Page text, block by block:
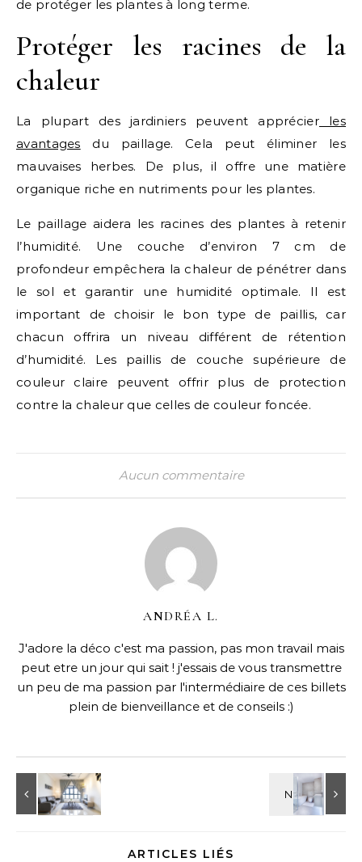
de protéger les plantes à long terme.
Protéger les racines de la
chaleur
La plupart des jardiniers peuvent apprécierles
avantages du paillage. Cela peut éliminer les
mauvaises herbes. De plus, il offre une matière
organique riche en nutriments pour les plantes.
Le paillage aidera les racines des plantes à retenir
l’humidité. Une couche d’environ 7 cm de
profondeur empêchera la chaleur de pénétrer dans
le sol et garantir une humidité optimale. Il est
important de choisir le bon type de paillis, car
chacun offrira un niveau différent de rétention
d’humidité. Les paillis de couche supérieure de
couleur claire peuvent offrir plus de protection
contre la chaleur que celles de couleur foncée.
Aucun commentaire
ANDRÉA L.
J'adore la déco c'est ma passion, pas mon travail mais
peut etre un jour qui sait ! j'essais de vous transmettre
un peu de ma passion par l'intermédiaire de ces billets
plein de bienveillance et de conseils :)
ARTICLES LIÉS